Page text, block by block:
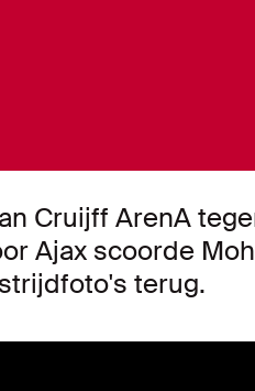
Cruijff ArenA
Ajax scoorde
terug.